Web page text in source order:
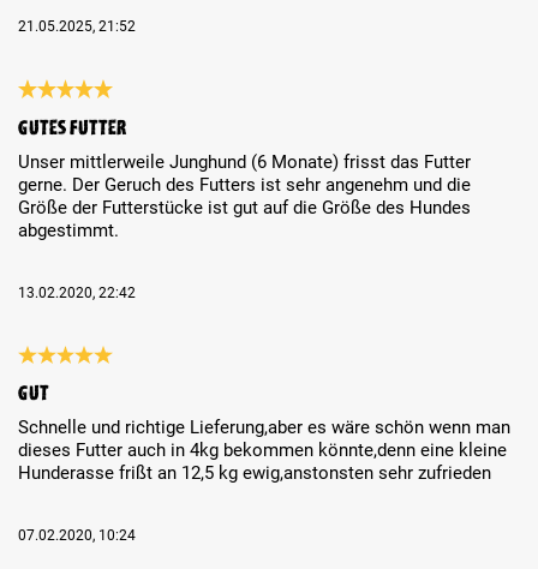
21.05.2025, 21:52
Gutes Futter
Unser mittlerweile Junghund (6 Monate) frisst das Futter
gerne. Der Geruch des Futters ist sehr angenehm und die
Größe der Futterstücke ist gut auf die Größe des Hundes
abgestimmt.
13.02.2020, 22:42
Gut
Schnelle und richtige Lieferung,aber es wäre schön wenn man
dieses Futter auch in 4kg bekommen könnte,denn eine kleine
Hunderasse frißt an 12,5 kg ewig,anstonsten sehr zufrieden
07.02.2020, 10:24